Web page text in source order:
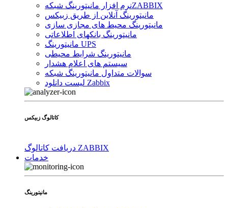
نرم افزار مانیتورینگ شبکهZABBIX
مانیتورینگ آنلاین از طریق زبیکس
مانیتورینگ محیط های مجازی سازی
مانیتورینگ بانکهای اطلاعاتی
مانیتورینگ UPS
مانیتورینگ شرایط محیطی
سیستم های اعلام هشدار
سوالات متداول مانیتورینگ شبکه
لیست دانلود Zabbix
کاتالوگ زبیکس
دریافت کاتالوگ ZABBIX
خدمات
مانیتورینگ